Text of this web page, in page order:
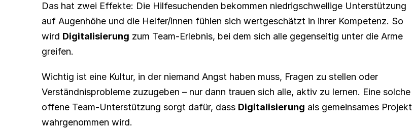
Das hat zwei Effekte: Die Hilfesuchenden bekommen niedrigschwellige Unterstützung
auf Augenhöhe und die Helfer/innen fühlen sich wertgeschätzt in ihrer Kompetenz. So
wird Digitalisierung zum Team-Erlebnis, bei dem sich alle gegenseitig unter die Arme
greifen.
Wichtig ist eine Kultur, in der niemand Angst haben muss, Fragen zu stellen oder
Verständnisprobleme zuzugeben – nur dann trauen sich alle, aktiv zu lernen. Eine solche
offene Team-Unterstützung sorgt dafür, dass Digitalisierung als gemeinsames Projekt
wahrgenommen wird.